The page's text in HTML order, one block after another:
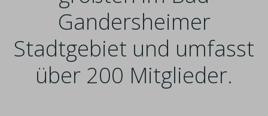
Gandersheimer
Stadtgebiet und umfasst
über 200 Mitglieder.